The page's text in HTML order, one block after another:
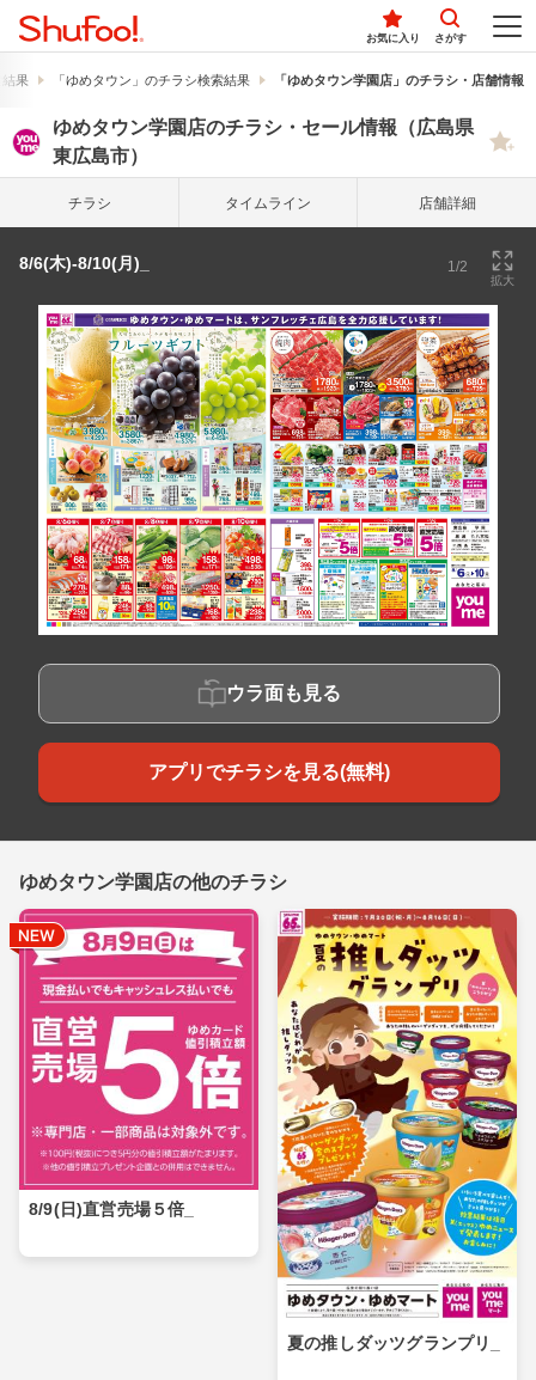
お気に入り さがす
結果 「ゆめタウン」のチラシ検索結果 「ゆめタウン学園店」のチラシ・店舗情報
ゆめタウン学園店のチラシ・セール情報（広島県
東広島市）
チラシ タイム ライン 店舗詳細
8/6(木)-8/10(月)_ 1/2
拡大
ウラ面も見る
アプリでチラシを見る(無料)
ゆめタウン学園店の他のチラシ
8/9(日)直営売場５倍_
夏の推しダッツグランプリ_